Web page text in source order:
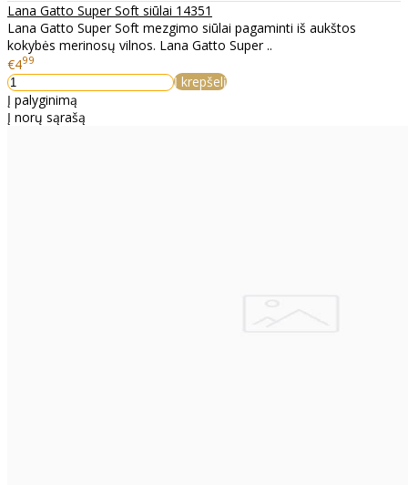
Lana Gatto Super Soft siūlai 14351
Lana Gatto Super Soft mezgimo siūlai pagaminti iš aukštos
kokybės merinosų vilnos. Lana Gatto Super ..
€499
Į krepšelį
Į palyginimą
Į norų sąrašą